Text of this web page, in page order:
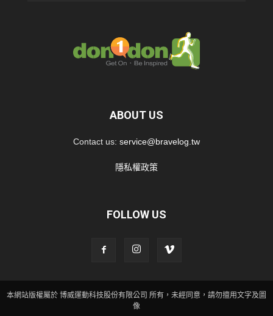
ABOUT US
Contact us: service@bravelog.tw
隱私權政策
FOLLOW US
本網站版權屬於 博威運動科技股份有限公司 所有，未經同意，請勿擅用文字及圖
像